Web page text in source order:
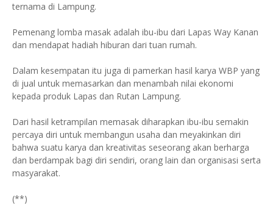
ternama di Lampung.
Pemenang lomba masak adalah ibu-ibu dari Lapas Way Kanan
dan mendapat hadiah hiburan dari tuan rumah.
Dalam kesempatan itu juga di pamerkan hasil karya WBP yang
di jual untuk memasarkan dan menambah nilai ekonomi
kepada produk Lapas dan Rutan Lampung.
Dari hasil ketrampilan memasak diharapkan ibu-ibu semakin
percaya diri untuk membangun usaha dan meyakinkan diri
bahwa suatu karya dan kreativitas seseorang akan berharga
dan berdampak bagi diri sendiri, orang lain dan organisasi serta
masyarakat.
(**)